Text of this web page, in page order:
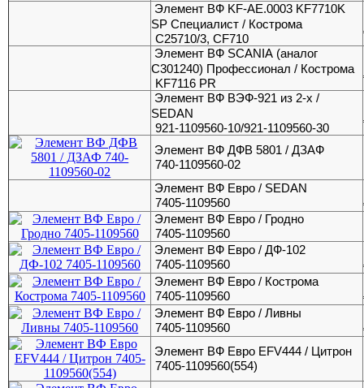
Элемент ВФ KF-АЕ.0003 KF7710K
SP Специалист / Кострома
C25710/3, CF710
Элемент ВФ SCANIА (аналог
С301240) Профессионал / Кострома
KF7116 PR
Элемент ВФ ВЭФ-921 из 2-х /
SEDAN
921-1109560-10/921-1109560-30
Элемент ВФ ДФВ 5801 / ДЗАФ
740-1109560-02
Элемент ВФ Евро / SEDAN
7405-1109560
Элемент ВФ Евро / Гродно
7405-1109560
Элемент ВФ Евро / ДФ-102
7405-1109560
Элемент ВФ Евро / Кострома
7405-1109560
Элемент ВФ Евро / Ливны
7405-1109560
Элемент ВФ Евро EFV444 / Цитрон
7405-1109560(554)